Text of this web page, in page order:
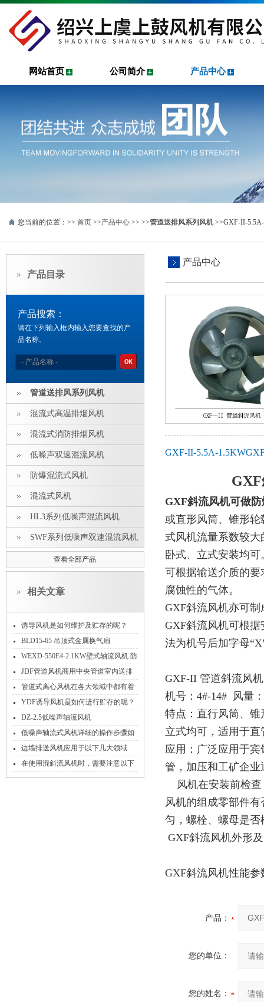
网站首页 公司简介 产品中心
您当前的位置：>> 首页 >>产品中心 >> >>管道送排风系列风机>>GXF-II-
产品目录
产品搜索：
请在下列输入框内输入您要查找的产
品名称。
管道送排风系列风机
混流式高温排烟风机
混流式消防排烟风机
低噪声双速混流风机
防爆混流式风机
混流式风机
HL3系列低噪声混流风机
SWF系列低噪声双速混流风机
查看全部产品
相关文章
诱导风机是如何维护及贮存的呢？
BLD15-65 吊顶式金属换气扇
WEXD-550E4-2.1KW壁式轴流风机 防
腐隔爆送风排风机
JDF管道风机商用中央管道室内送排
风
管道式离心风机在各大领域中都有着
其作用
YDF诱导风机是如何进行贮存的呢？
DZ-2.5低噪声轴流风机
低噪声轴流式风机详细的操作步骤如
下
边墙排送风机应用于以下几大领域
在使用混斜流风机时，需要注意以下
事项
产品中心
GXF-II-5.5A-
GXF斜流风机可做
或直形风筒、锥形
式风机流量系数较
卧式、立式安装均
可根据输送介质的
腐蚀性的气体。
GXF斜流风机亦可
GXF斜流风机可根
法为机号后加字母
GXF-II 管道斜流风机
机号：4#-14# 风量：
特点：直行风筒、
立式均可，适用于
应用：广泛应用于
管，加压和工矿企业
风机在安装前检查
风机的组成零部件
匀，螺栓、螺母是
GXF斜流风机外形
GXF斜流风机性能参
产品：
您的单位：
您的姓名：